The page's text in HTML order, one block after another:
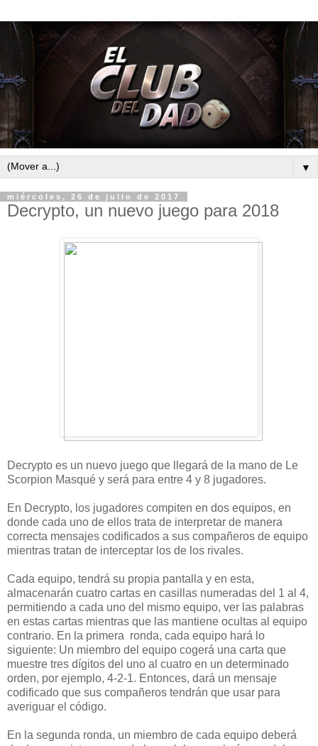
▼
miércoles, 26 de julio de 2017
Decrypto, un nuevo juego para 2018
Decrypto es un nuevo juego que llegará de la mano de Le
Scorpion Masqué y será para entre 4 y 8 jugadores.
En Decrypto, los jugadores compiten en dos equipos, en
donde cada uno de ellos trata de interpretar de manera
correcta mensajes codificados a sus compañeros de equipo
mientras tratan de interceptar los de los rivales.
Cada equipo, tendrá su propia pantalla y en esta,
almacenarán cuatro cartas en casillas numeradas del 1 al 4,
permitiendo a cada uno del mismo equipo, ver las palabras
en estas cartas mientras que las mantiene ocultas al equipo
contrario. En la primera ronda, cada equipo hará lo
siguiente: Un miembro del equipo cogerá una carta que
muestre tres dígitos del uno al cuatro en un determinado
orden, por ejemplo, 4-2-1. Entonces, dará un mensaje
codificado que sus compañeros tendrán que usar para
averiguar el código.
En la segunda ronda, un miembro de cada equipo deberá